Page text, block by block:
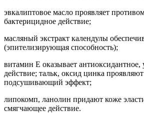
эвкалиптовое масло проявляет
бактерицидное действие;
масляный экстракт календулы
(эпителизирующая способность);
витамин Е оказывает
действие; тальк, оксид цинка
подсушивающий эффект;
липокомп, ланолин придают коже
смягчающее действие.